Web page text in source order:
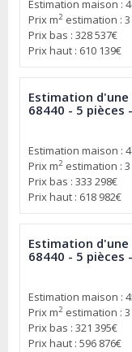
Estimation maison :
Prix m2 estimation :
Prix bas : 328 537€
Prix haut : 610 139€
Estimation
68440 - 5 pièces
Estimation maison :
Prix m2 estimation :
Prix bas : 333 298€
Prix haut : 618 982€
Estimation
68440 - 5 pièces
Estimation maison :
Prix m2 estimation :
Prix bas : 321 395€
Prix haut : 596 876€